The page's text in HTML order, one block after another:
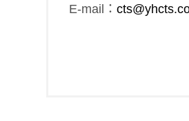
E-mail：